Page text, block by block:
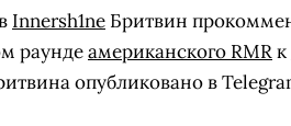
Innersh1ne Бритвин
раундеамериканского RMRк
опубликовано в